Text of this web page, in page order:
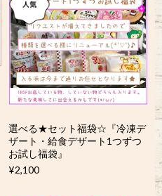
選べる★セット福袋☆『冷凍デ
ザート・給食デザート1つずつ
お試し福袋』
¥2,100